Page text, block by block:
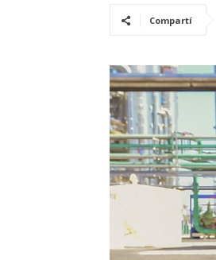
Compartí